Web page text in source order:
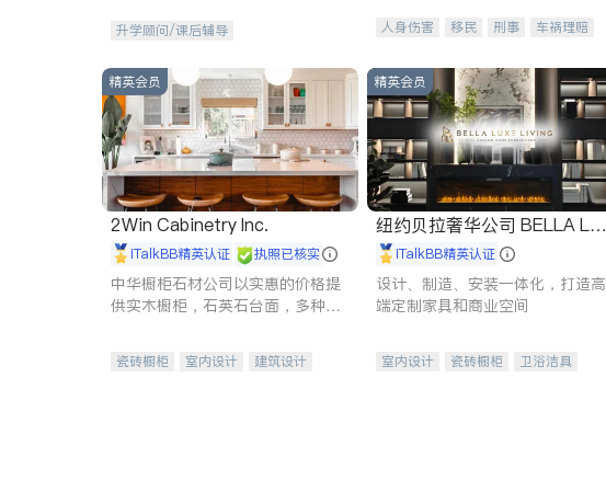
升学顾问/课后辅导 人身伤害 移民 刑事
车祸理赔
商标注册
索赔 律师-其它 保释
精英会员
2Win Cabinetry Inc.
iTalkBB精英认证 执照已核实
中华橱柜石材公司以实惠的价格提
供实木橱柜，石英石台面，多种优
机。品质厨房，家的选择。
瓷砖橱柜 室内设计
建筑设计
精英会员
纽约贝拉奢华公司 BELLA LUX
E iTalkBB精英认证
设计、制造、安装一体化，打造高
端定制家具和商业空间
室内设计 瓷砖橱柜
卫浴洁具